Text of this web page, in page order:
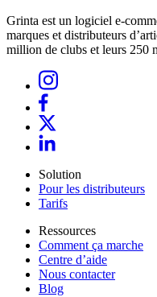
Grinta est un logiciel e-
marques et distributeurs
million de clubs et leurs 250
Solution
Pour les distributeurs
Tarifs
Ressources
Comment ça marche
Centre d’aide
Nous contacter
Blog